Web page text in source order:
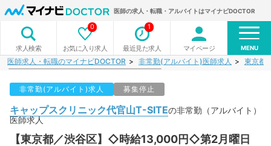
医師の求人・転職・アルバイトはマイナビDOCTOR
求人検索 お気に入り求人
0
最近見た求人
1
マイページ MENU
医師求人・転職のマイナビDOCTOR 非常勤(アルバイト)医師求人 東京都
非常勤(アルバイト)求人 募集停止
キャップスクリニック代官山T-SITEの非常勤（アルバイト）
医師求人
【東京都／渋谷区】◇時給13,000円◇第2月曜日